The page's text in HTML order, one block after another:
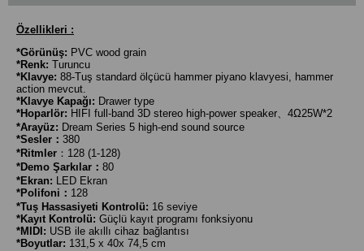
Özellikleri :
*Görünüş: PVC wood grain
*Renk: Turuncu
*Klavye: 88-Tuş standard ölçücü hammer piyano klavyesi, hammer
action mevcut.
*Klavye Kapağı: Drawer type
*Hoparlör: HIFI full-band 3D stereo high-power speaker、4Ω25W*2
*Arayüz: Dream Series 5 high-end sound source
*Sesler： 380
*Ritmler ：128 (1-128)
*Demo Şarkılar： 80
*Ekran: LED Ekran
*Polifoni： 128
*Tuş Hassasiyeti Kontrolü: 16 seviye
*Kayıt Kontrolü: Güçlü kayıt programı fonksiyonu
*MIDI: USB ile akıllı cihaz bağlantısı
*Boyutlar: 131,5 x 40x 74,5 cm